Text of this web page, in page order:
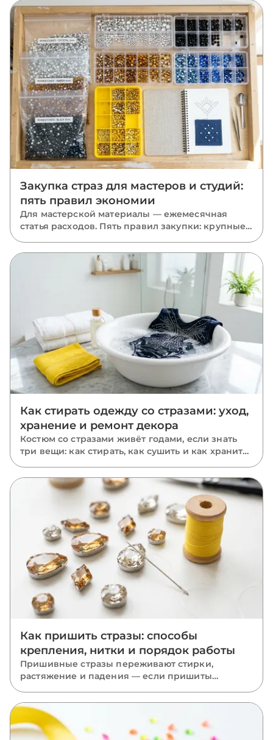
Закупка страз для мастеров и студий:
пять правил экономии
Для мастерской материалы — ежемесячная
статья расходов. Пять правил закупки: крупные
там, где он уместен, и одна партия на проект.
Как стирать одежду со стразами: уход,
хранение и ремонт декора
Костюм со стразами живёт годами, если знать
три вещи: как стирать, как сушить и как хранить.
и машинная стирка, глажка, хранение и ремонт
отклеившихся камней.
Как пришить стразы: способы
крепления, нитки и порядок работы
Пришивные стразы переживают стирки,
растяжение и падения — если пришиты
вести стежки через отверстия, чем отличается
крепление капли, риволи и ромба и какие
ошибки роняют камни.